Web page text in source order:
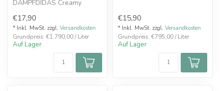
DAMPFDIDAS Creamy
Oxyzig Online-Shop....
€17,90
* Inkl. MwSt. zzgl. Versandkosten
Grundpreis: €1.790,00 / Liter
Auf Lager
€15,90
* Inkl. MwSt. zzgl. Versandkosten
Grundpreis: €795,00 / Liter
Auf Lager